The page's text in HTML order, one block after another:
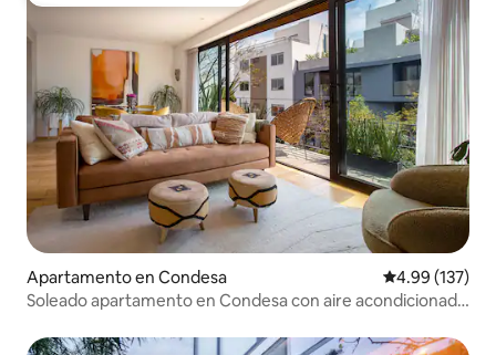
Apartamento en Condesa Calificación
4.99 (137)
Soleado apartamento en Condesa con aire acondicionado